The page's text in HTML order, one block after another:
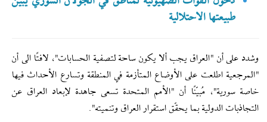
طبيعتها الاحتلالية
وشدد على أن "العراق يجب ألا يكون ساحة لتصفية الحسابات"، لافتًا الى أن
"المرجعية اطلعت على الأوضاع المتأزمة في المنطقة وتسارع الأحداث فيها
خاصة سورية"، مُبيّنًا أن "الأمم المتحدة تسعى جاهدة لإبعاد العراق عن
التجاذبات الدولية بما يحقّق استقرار العراق وتنميته".